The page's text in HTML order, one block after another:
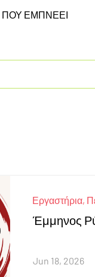
ΠΟΥ ΕΜΠΝΕΕΙ
Έμμηνος
Jun 18, 2026
Εργαστήρια,